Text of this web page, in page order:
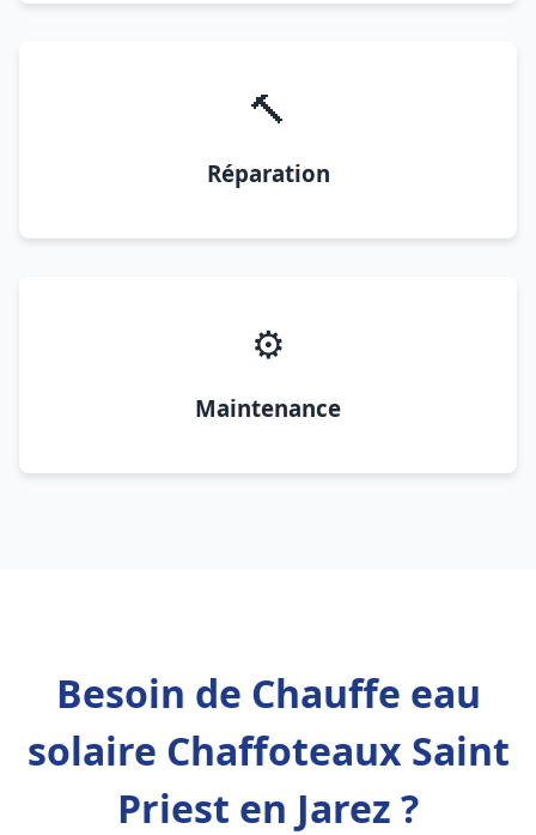
🔨
Réparation
⚙️
Maintenance
Besoin de Chauffe eau
solaire Chaffoteaux Saint
Priest en Jarez ?